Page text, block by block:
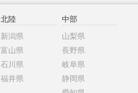
北陸
新潟県
富山県
石川県
福井県
中部
山梨県
長野県
岐阜県
静岡県